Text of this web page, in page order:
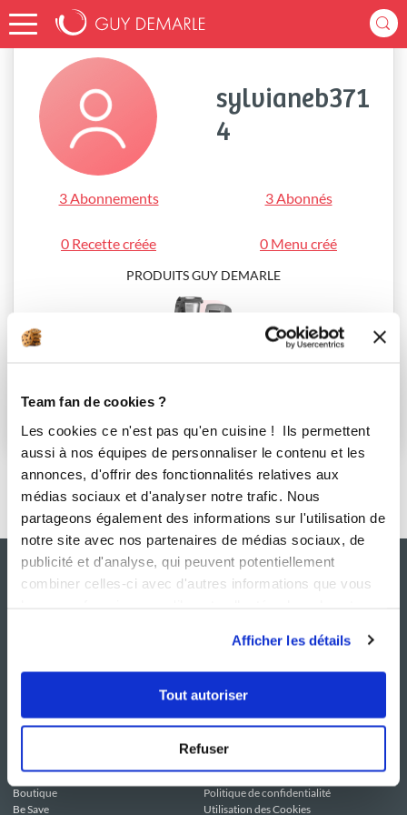
Team fan de cookies ?
Les cookies ce n'est pas qu'en cuisine ! Ils permettent
aussi à nos équipes de personnaliser le contenu et les
annonces, d'offrir des fonctionnalités relatives aux
médias sociaux et d'analyser notre trafic. Nous
partageons également des informations sur l'utilisation de
notre site avec nos partenaires de médias sociaux, de
publicité et d'analyse, qui peuvent potentiellement
combiner celles-ci avec d'autres informations que vous
Afficher les détails
Tout autoriser
Refuser
Accueil sylvianeb3714
sylvianeb371
4
3 Abonnements 3 Abonnés
0 Recette créée 0 Menu créé
PRODUITS GUY DEMARLE
NOS SITES
Le Mag'
Boutique
Be Save
SERVICE CONSO
Contactez-nous
Mentions légales
Politique de confidentialité
Utilisation des Cookies